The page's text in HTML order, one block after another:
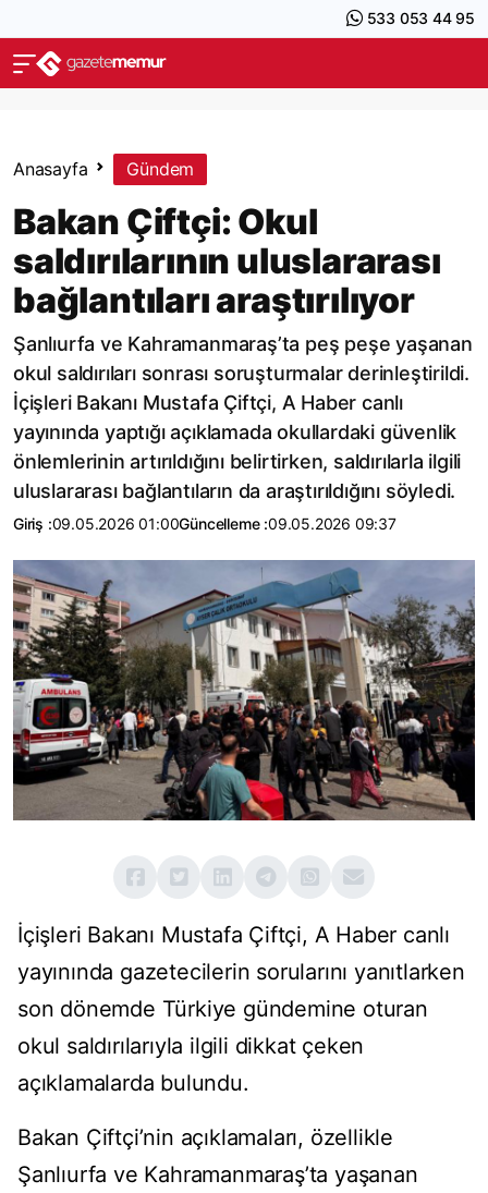
533 053 44 95
Anasayfa Gündem
Bakan Çiftçi: Okul
saldırılarının uluslararası
bağlantıları araştırılıyor
Şanlıurfa ve Kahramanmaraş’ta peş peşe yaşanan
okul saldırıları sonrası soruşturmalar derinleştirildi.
İçişleri Bakanı Mustafa Çiftçi, A Haber canlı
yayınında yaptığı açıklamada okullardaki güvenlik
önlemlerinin artırıldığını belirtirken, saldırılarla ilgili
uluslararası bağlantıların da araştırıldığını söyledi.
Giriş :09.05.2026 01:00Güncelleme :09.05.2026 09:37
İçişleri Bakanı Mustafa Çiftçi, A Haber canlı
yayınında gazetecilerin sorularını yanıtlarken
son dönemde Türkiye gündemine oturan
okul saldırılarıyla ilgili dikkat çeken
açıklamalarda bulundu.
Bakan Çiftçi’nin açıklamaları, özellikle
Şanlıurfa ve Kahramanmaraş’ta yaşanan